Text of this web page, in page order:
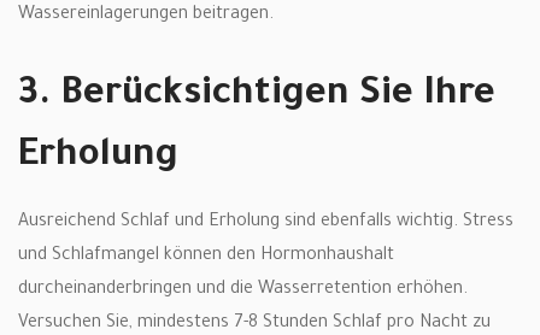
Wassereinlagerungen beitragen.
3. Berücksichtigen Sie Ihre
Erholung
Ausreichend Schlaf und Erholung sind ebenfalls wichtig. Stress
und Schlafmangel können den Hormonhaushalt
durcheinanderbringen und die Wasserretention erhöhen.
Versuchen Sie, mindestens 7-8 Stunden Schlaf pro Nacht zu